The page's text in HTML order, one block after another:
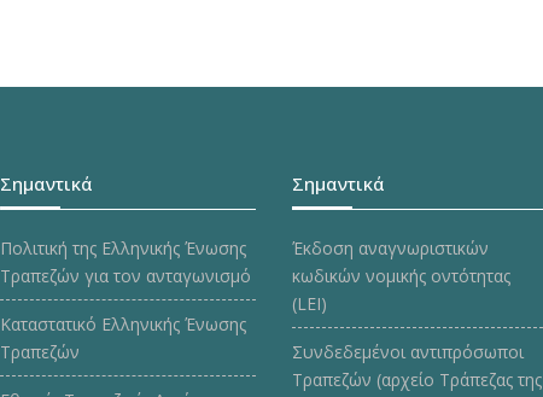
Σημαντικά
Πολιτική της Ελληνικής Ένωσης
Τραπεζών για τον ανταγωνισμό
Καταστατικό Ελληνικής Ένωσης
Τραπεζών
Σημαντικά
Έκδοση αναγνωριστικών
κωδικών νομικής οντότητας
(LEI)
Συνδεδεμένοι αντιπρόσωποι
Τραπεζών (αρχείο Τράπεζας της